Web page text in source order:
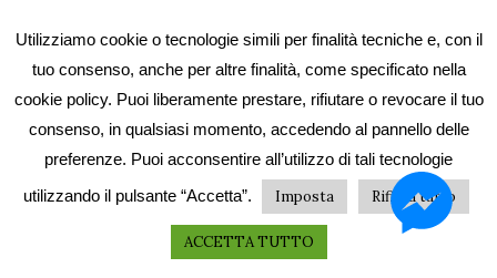
Privacy e Cookie
Codice etico
I primi vent’anni
Collane e catalogo storico
Utilizziamo cookie o tecnologie simili per finalità tecniche e, con il
tuo consenso, anche per altre finalità, come specificato nella
cookie policy. Puoi liberamente prestare, rifiutare o revocare il tuo
consenso, in qualsiasi momento, accedendo al pannello delle
preferenze. Puoi acconsentire all’utilizzo di tali tecnologie
utilizzando il pulsante “Accetta”.
Imposta Rifiuta tutto
ACCETTA TUTTO